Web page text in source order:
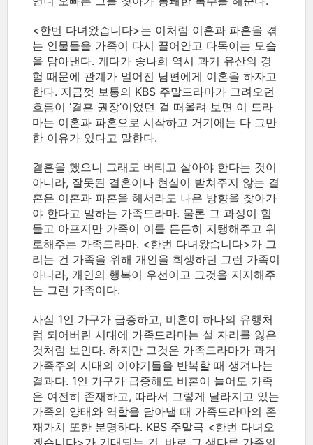
<한번 다녀왔습니다>는 이처럼 이혼과 파혼을 겪
는 인물들을 가족이 다시 끌어안고 다독이는 모습
을 담아낸다. 게다가 송나희 역시 과거 유산의 경
험 때문에 관계가 멀어진 남편에게 이혼을 하자고
한다. 지금껏 보통의 KBS 주말드라마가 그려오던
흐름이 ‘결혼 권장’이었던 걸 떠올려 보면 이 드라
마는 이혼과 파혼으로 시작하고 거기에는 다 그만
한 이유가 있다고 말한다.
결혼을 했으니 그래도 버티고 살아야 한다는 것이
아니라, 잘못된 결혼이나 현실이 받쳐주지 않는 결
혼은 이혼과 파혼을 해서라도 나은 방향을 찾아가
야 한다고 말하는 가족드라마. 물론 그 과정이 힘
들고 아프지만 가족이 이를 든든히 지탱해주고 위
로해주는 가족드라마. <한번 다녀왔습니다>가 그
리는 건 가족을 위해 개인을 희생하던 그런 가족이
아니라, 개인의 행복이 우선이고 그것을 지지해주
는 그런 가족이다.
사실 1인 가구가 급증하고, 비혼이 하나의 유행처
럼 되어버린 시대에 가족드라마는 설 자리를 잃은
것처럼 보인다. 하지만 그것은 가족드라마가 과거
가족주의 시대의 이야기들을 반복할 때 생겨나는
결과다. 1인 가구가 급증해도 비혼이 늘어도 가족
은 여전히 존재하고, 따라서 그렇게 달라지고 있는
가족의 양태와 역할을 담아낼 때 가족드라마의 존
재가치 또한 분명하다. KBS 주말극 <한번 다녀오
겠습니다>가 기대되는 건, 바로 그 색다른 가족의